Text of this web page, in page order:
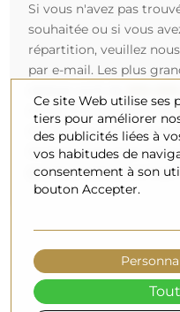
Si vous n'avez pas
souhaitée ou si vous
répartition, veuillez
par e-mail. Les plus
ronds d'un diamètre de
miroirs sur commande
invitons à envoyer
projet à l'adresse e-mail
Ce site Web utilise ses
tiers pour améliorer
des publicités liées à
vos habitudes de
consentement à son
bouton Accepter.